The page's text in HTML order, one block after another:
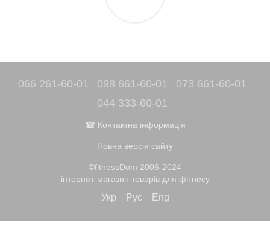
066 261-60-01 098 661-60-01
073 661-60-01
044 333-60-01
☎ Контактна інформація
Повна версія сайту
©fitnessDom 2006-2024
інтернет-магазин товарів для фітнесу
Укр Рус Eng